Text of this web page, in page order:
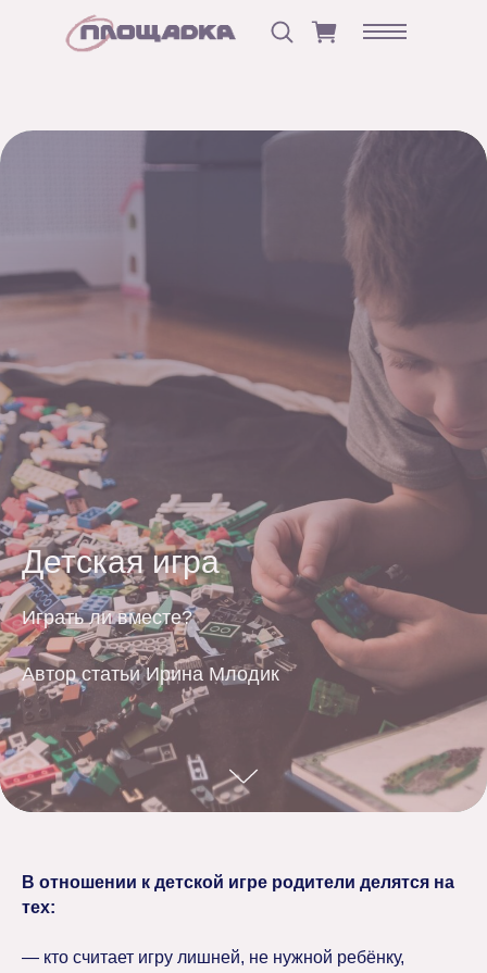
Детская игра
Играть ли вместе?
Автор статьи Ирина Млодик
В отношении к детской игре родители делятся на
тех:
— кто считает игру лишней, не нужной ребёнку,